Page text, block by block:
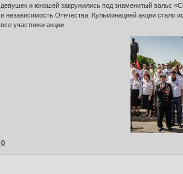
девушек и юношей закружились под знаменитый вальс
и независимость Отечества. Кульминацией акции
все участники акции.
0